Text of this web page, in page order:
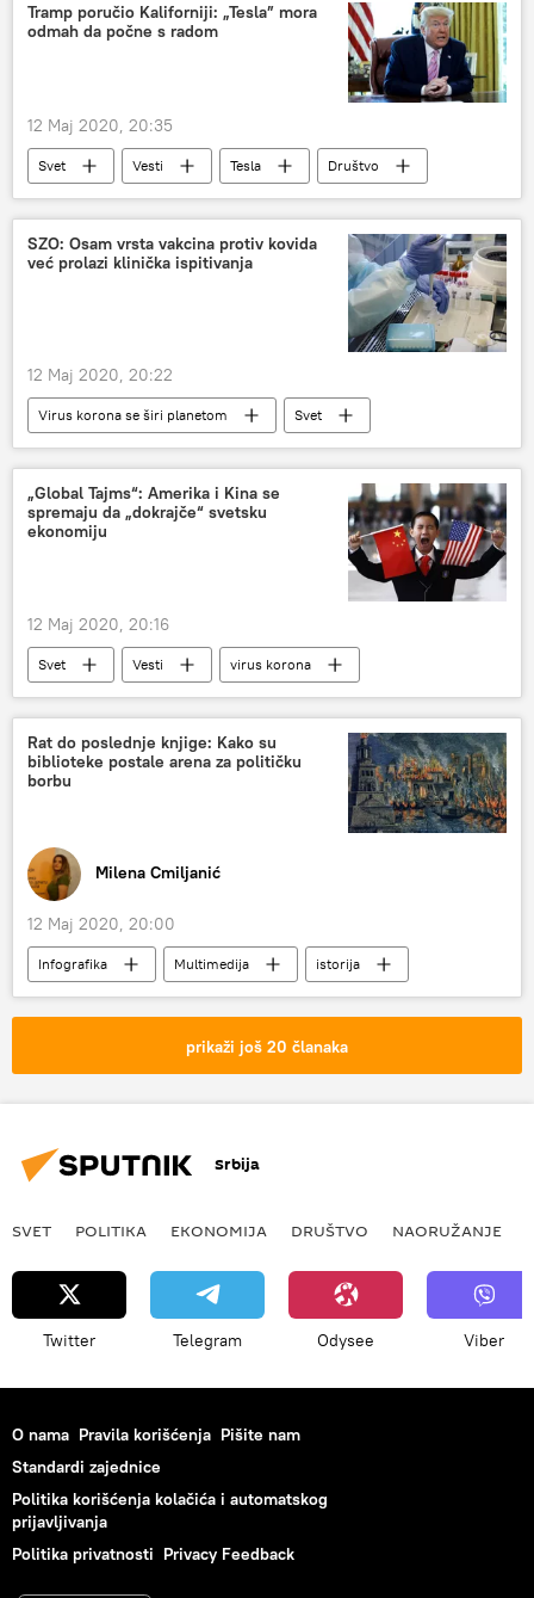
Tramp poručio Kaliforniji: „Tesla” mora
odmah da počne s radom
12 Maj 2020, 20:35
Svet Vesti Tesla Društvo
SZO: Osam vrsta vakcina protiv kovida
već prolazi klinička ispitivanja
12 Maj 2020, 20:22
Virus korona se širi planetom
Svet
Vesti
SZO Vakcine
„Global Tajms“: Amerika i Kina se
spremaju da „dokrajče“ svetsku
ekonomiju
12 Maj 2020, 20:16
Svet Vesti
virus korona
Svet – ekonomija
Rat do poslednje knjige: Kako su
biblioteke postale arena za političku
borbu
Milena Cmiljanić
12 Maj 2020, 20:00
Infografika Multimedija
istorija
antički grad
biblioteka tilda
prikaži još 20 članaka
Srbija
SVET POLITIKA EKONOMIJA DRUŠTVO NAORUŽANJE
Twitter Telegram Odysee Viber
O nama Pravila korišćenja Pišite nam
Standardi zajednice
Politika korišćenja kolačića i automatskog
prijavljivanja
Politika privatnosti Privacy Feedback